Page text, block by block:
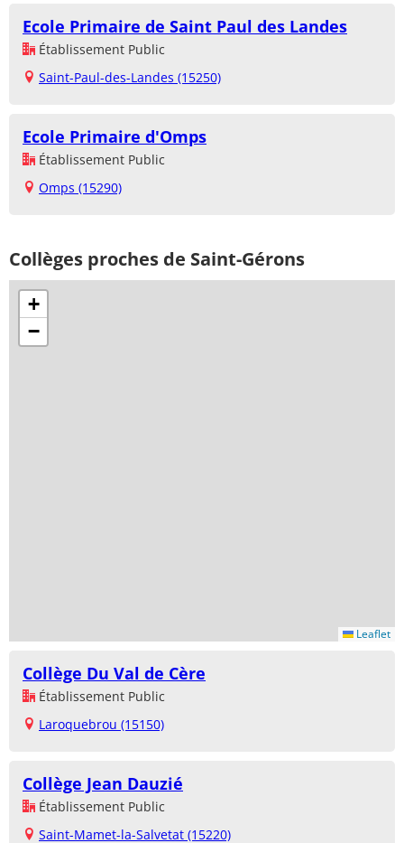
Ecole Primaire de Saint Paul des Landes
Établissement Public
Saint-Paul-des-Landes (15250)
Ecole Primaire d'Omps
Établissement Public
Omps (15290)
Collèges proches de Saint-Gérons
+
−
Leaflet
Collège Du Val de Cère
Établissement Public
Laroquebrou (15150)
Collège Jean Dauzié
Établissement Public
Saint-Mamet-la-Salvetat (15220)